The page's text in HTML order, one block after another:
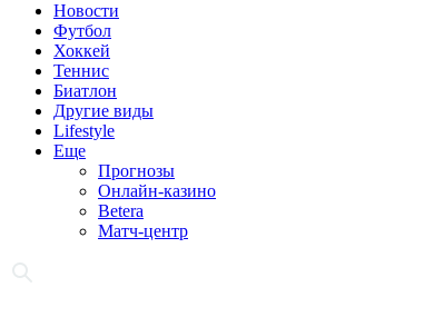
Новости
Футбол
Хоккей
Теннис
Биатлон
Другие виды
Lifestyle
Еще
Прогнозы
Онлайн-казино
Betera
Матч-центр